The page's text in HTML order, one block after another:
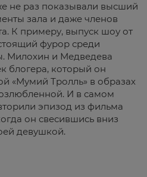
не раз показывали высший
зала и даже членов
К примеру, выпуск шоу от
фурор среди
Милохин и Медведева
блогера, который он
«Мумий Тролль» в образах
И в самом
эпизод из фильма
он свесившись вниз
девушкой.